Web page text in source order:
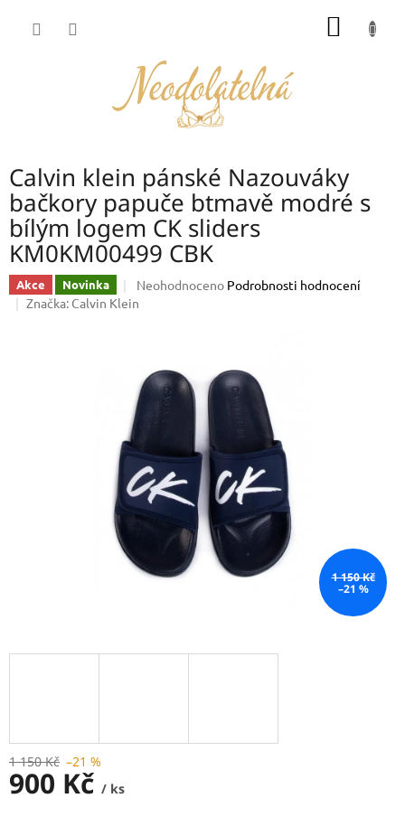
Calvin klein pánské Nazouváky
bačkory papuče btmavě modré s
bílým logem CK sliders
KM0KM00499 CBK
Akce Novinka
Průměrné
hodnocení
5
hvězdiček.
Neohodnoceno Podrobnosti hodnocení
Značka: Calvin Klein
1 150 Kč
–21 %
1 150 Kč –21 %
900 Kč / ks